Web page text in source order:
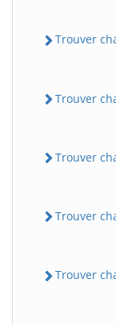
Trouver
Trouver
Trouver
Trouver
Trouver